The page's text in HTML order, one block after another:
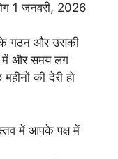
1 जनवरी, 2026
के गठन और उसकी
में और समय लग
की देरी हो
में आपके पक्ष में